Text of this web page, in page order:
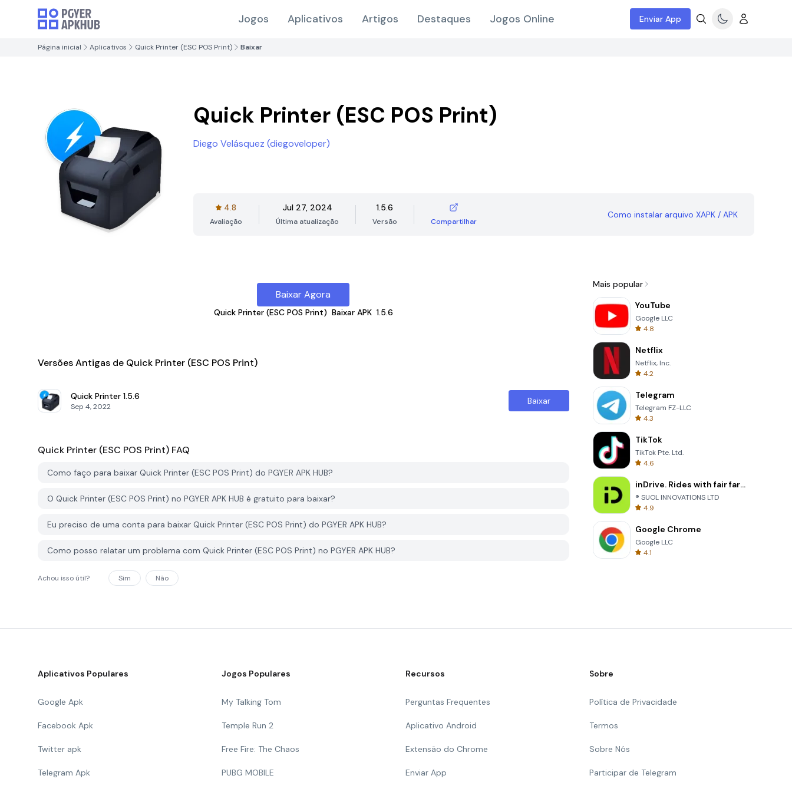
Jogos Aplicativos Artigos Destaques Jogos Online Enviar App
Página inicial Aplicativos Quick Printer (ESC POS Print) Baixar
Quick Printer (ESC POS Print)
Diego Velásquez (diegoveloper)
4.8
Avaliação
Jul 27, 2024
Última atualização
1.5.6
Versão Compartilhar
Como instalar arquivo XAPK / APK
Baixar Agora
Quick Printer (ESC POS Print) Baixar APK 1.5.6
Versões Antigas de Quick Printer (ESC POS Print)
Quick Printer 1.5.6
Sep 4, 2022
Baixar
Quick Printer (ESC POS Print) FAQ
Como faço para baixar Quick Printer (ESC POS Print) do PGYER APK HUB?
O Quick Printer (ESC POS Print) no PGYER APK HUB é gratuito para baixar?
Eu preciso de uma conta para baixar Quick Printer (ESC POS Print) do PGYER APK HUB?
Como posso relatar um problema com Quick Printer (ESC POS Print) no PGYER APK HUB?
Achou isso útil? Sim Não
Mais popular
YouTube
Google LLC
4.8
Netflix
Netflix, Inc.
4.2
Telegram
Telegram FZ-LLC
4.3
TikTok
TikTok Pte. Ltd.
4.6
inDrive. Rides with fair fares
® SUOL INNOVATIONS LTD
4.9
Google Chrome
Google LLC
4.1
Aplicativos Populares
Google Apk
Facebook Apk
Twitter apk
Telegram Apk
Jogos Populares
My Talking Tom
Temple Run 2
Free Fire: The Chaos
PUBG MOBILE
Recursos
Perguntas Frequentes
Aplicativo Android
Extensão do Chrome
Enviar App
Sobre
Política de Privacidade
Termos
Sobre Nós
Participar de Telegram